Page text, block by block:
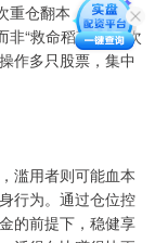
重仓翻本，结果往
“救命稻草”，每次
作多只股票，集中
滥用者则可能血本
行为。通过仓位控
的前提下，稳健享